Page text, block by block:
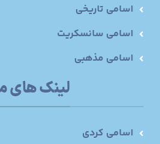
اسامی تاریخی
اسامی سانسکریت
اسامی مذهبی
لینک های
اسامی کردی